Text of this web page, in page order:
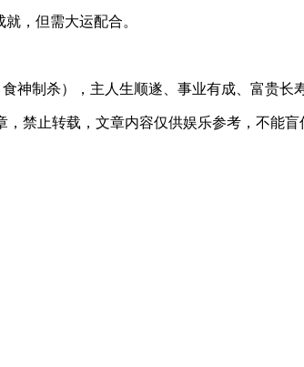
，但需大运配合。
神制杀），主人生顺遂、事业有成、富贵长寿
禁止转载，文章内容仅供娱乐参考，不能盲